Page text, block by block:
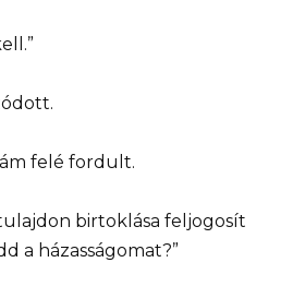
felé fordult.
birtoklása feljogosít
a házasságomat?”